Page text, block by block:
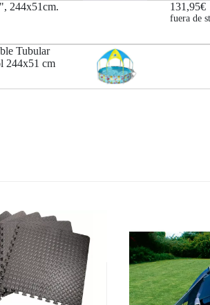
244x51cm. 131,95€
fuera de
Tubular
244x51 cm